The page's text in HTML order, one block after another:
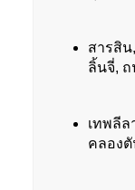
สารสิน
ลิ้นจี่,
เทพลีล
คลอง